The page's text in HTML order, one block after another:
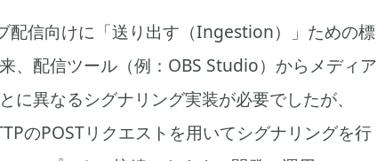
配信向けに「送り出す（Ingestion）」ための標
、配信ツール（例：OBS Studio）からメディア
異なるシグナリング実装が必要でしたが、
のPOSTリクエストを用いてシグナリングを行